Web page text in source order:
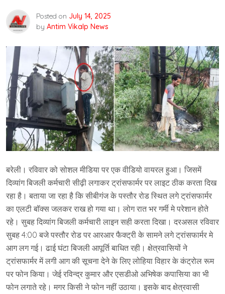
Posted on July 14, 2025
by Antim Vikalp News
बरेली। रविवार को सोशल मीडिया पर एक वीडियो वायरल हुआ। जिसमें
दिव्यांग बिजली कर्मचारी सीढ़ी लगाकर ट्रांसफार्मर पर लाइट ठीक करता दिख
रहा है। बताया जा रहा है कि सीबीगंज के पस्तौर रोड स्थित लगे ट्रांसफार्मर
का एलटी बॉक्स जलकर राख हो गया था। लोग रात भर गर्मी मे परेशान होते
रहे। सुबह दिव्यांग बिजली कर्मचारी लाइन सही करता दिखा। दरअसल रविवार
सुबह 4:00 बजे पस्तौर रोड पर आरआर फैक्ट्री के सामने लगे ट्रांसफार्मर मे
आग लग गई। ढाई घंटा बिजली आपूर्ति बाधित रही। क्षेत्रवासियों ने
ट्रांसफार्मर में लगी आग की सूचना देने के लिए लोहिया विहार के कंट्रोल रूम
पर फोन किया। जेई रविन्द्र कुमार और एसडीओ अभिषेक कपासिया का भी
फोन लगाते रहे। मगर किसी ने फोन नहीं उठाया। इसके बाद क्षेत्रवासी